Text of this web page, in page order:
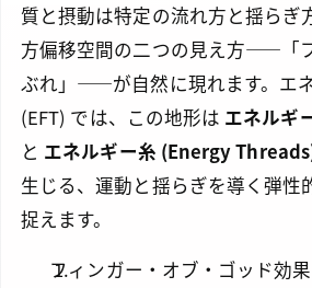
質と摂動は特定の流れ方と揺らぎ
方偏移空間の二つの見え方――「
ぶれ」――が自然に現れます。エ
(EFT) では、この地形は エネルギ
と エネルギー糸 (Energy
生じる、運動と揺らぎを導く弾性
捉えます。
フィンガー・オブ・ゴッド効